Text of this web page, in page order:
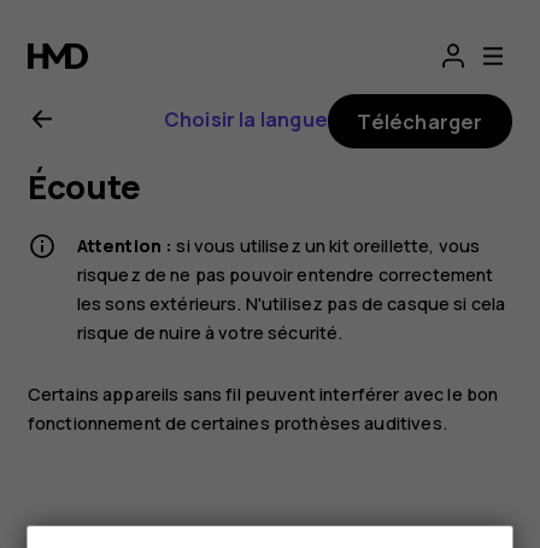
Guide
de
l'utilisateur
Nokia
Choisir la langue Télécharger
Écoute
Attention : si vous utilisez un kit oreillette, vous
risquez de ne pas pouvoir entendre correctement
les sons extérieurs. N'utilisez pas de casque si cela
risque de nuire à votre sécurité.
Certains appareils sans fil peuvent interférer avec le bon
fonctionnement de certaines prothèses auditives.